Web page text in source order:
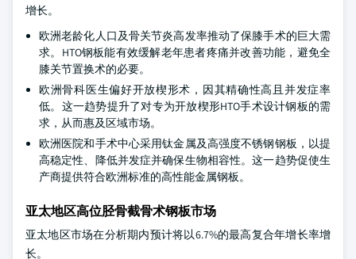
增长。
欧洲老龄化人口及骨关节炎高发率推动了保膝手术的巨大需
求。HTO钢板能有效缓解老年患者疼痛并改善功能，避免全
膝关节置换术的必要。
欧洲骨科医生偏好开放楔形术，因其精确性高且并发症率
低。这一趋势提升了对专为开放楔形HTO手术设计钢板的需
求，从而惠及区域市场。
欧洲医院和手术中心采用钛金属及高强度不锈钢钢板，以提
高稳定性、降低并发症并确保生物相容性。这一趋势促使生
产商提供符合欧洲标准的高性能金属钢板。
亚太地区高位胫骨截骨术钢板市场
亚太地区市场在分析期内预计将以6.7%的最高复合年增长率增
长。